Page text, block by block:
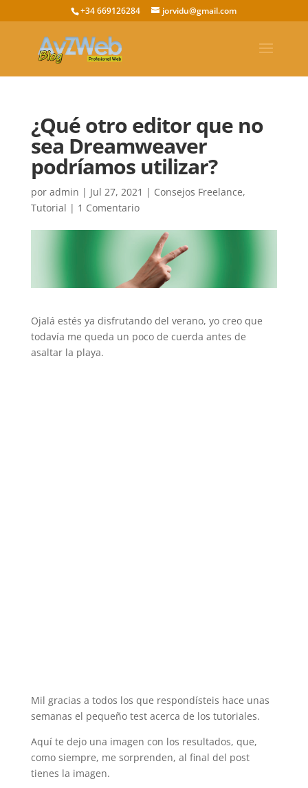
+34 669126284 jorvidu@gmail.com
¿Qué otro editor que no
sea Dreamweaver
podríamos utilizar?
por admin | Jul 27, 2021 | Consejos Freelance,
Tutorial | 1 Comentario
Ojalá estés ya disfrutando del verano, yo creo que
todavía me queda un poco de cuerda antes de
asaltar la playa.
Mil gracias a todos los que respondísteis hace unas
semanas el pequeño test acerca de los tutoriales.
Aquí te dejo una imagen con los resultados, que,
como siempre, me sorprenden, al final del post
tienes la imagen.